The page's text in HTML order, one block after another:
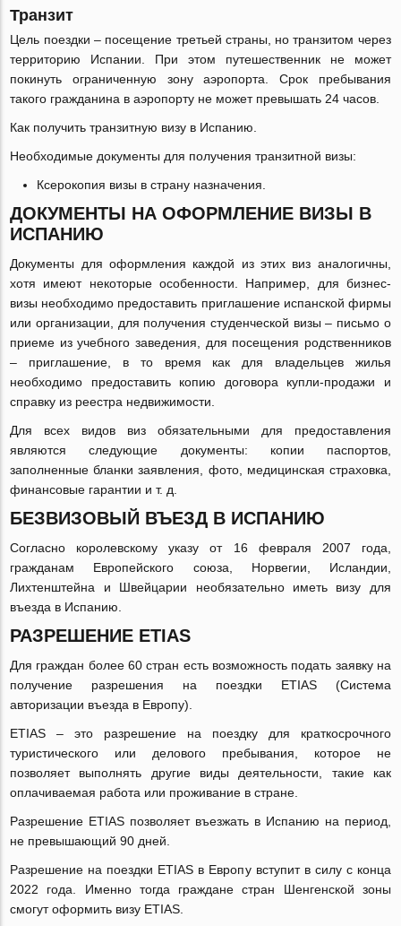
Транзит
Цель поездки ‒ посещение третьей страны, но транзитом через
территорию Испании. При этом путешественник не может
покинуть ограниченную зону аэропорта. Срок пребывания
такого гражданина в аэропорту не может превышать 24 часов.
Как получить транзитную визу в Испанию.
Необходимые документы для получения транзитной визы:
Ксерокопия визы в страну назначения.
ДОКУМЕНТЫ НА ОФОРМЛЕНИЕ ВИЗЫ В
ИСПАНИЮ
Документы для оформления каждой из этих виз аналогичны,
хотя имеют некоторые особенности. Например, для бизнес-
визы необходимо предоставить приглашение испанской фирмы
или организации, для получения студенческой визы ‒ письмо о
приеме из учебного заведения, для посещения родственников
‒ приглашение, в то время как для владельцев жилья
необходимо предоставить копию договора купли-продажи и
справку из реестра недвижимости.
Для всех видов виз обязательными для предоставления
являются следующие документы: копии паспортов,
заполненные бланки заявления, фото, медицинская страховка,
финансовые гарантии и т. д.
БЕЗВИЗОВЫЙ ВЪЕЗД В ИСПАНИЮ
Согласно королевскому указу от 16 февраля 2007 года,
гражданам Европейского союза, Норвегии, Исландии,
Лихтенштейна и Швейцарии необязательно иметь визу для
въезда в Испанию.
РАЗРЕШЕНИЕ ETIAS
Для граждан более 60 стран есть возможность подать заявку на
получение разрешения на поездки ETIAS (Система
авторизации въезда в Европу).
ETIAS ‒ это разрешение на поездку для краткосрочного
туристического или делового пребывания, которое не
позволяет выполнять другие виды деятельности, такие как
оплачиваемая работа или проживание в стране.
Разрешение ETIAS позволяет въезжать в Испанию на период,
не превышающий 90 дней.
Разрешение на поездки ETIAS в Европу вступит в силу с конца
2022 года. Именно тогда граждане стран Шенгенской зоны
смогут оформить визу ETIAS.